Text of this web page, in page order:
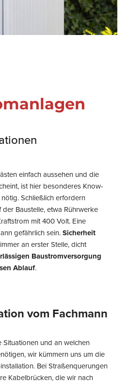
einfach aussehen und die
ist hier besonderes Know-
Schließlich erfordern
der Baustelle, etwa Rührwerke
mit 400 Volt. Eine
gefährlich sein. Sicherheit
an erster Stelle, dicht
Baustromversorgung
Ablauf.
vom Fachmann
Situationen und an welchen
wir kümmern uns um die
Bei Straßenquerungen
Kabelbrücken, die wir nach